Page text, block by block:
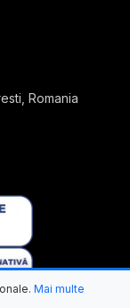
Romania
Mai multe